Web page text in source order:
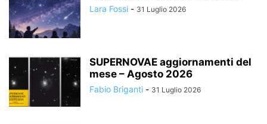
Lara Fossi - 31 Luglio 2026
SUPERNOVAE aggiornamenti del
mese – Agosto 2026
Fabio Briganti - 31 Luglio 2026